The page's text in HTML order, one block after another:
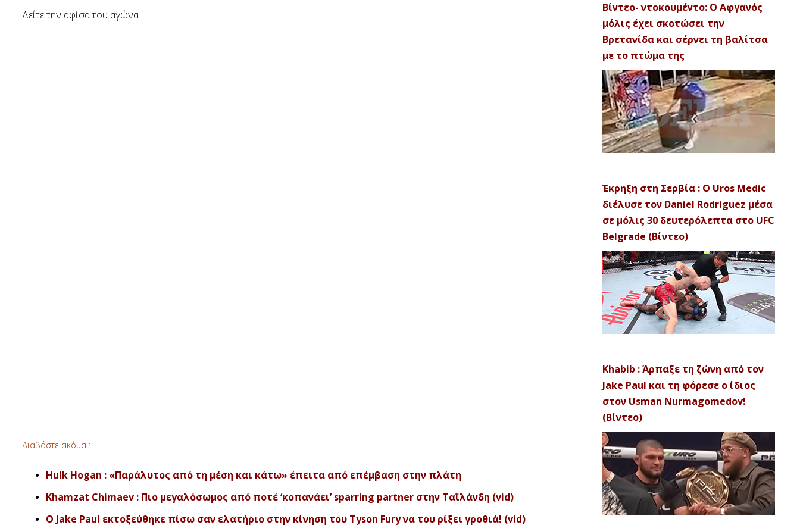
Δείτε την αφίσα του αγώνα :
Διαβάστε ακόμα :
Hulk Hogan : «Παράλυτος από τη μέση και κάτω» έπειτα από επέμβαση στην πλάτη
Khamzat Chimaev : Πιο μεγαλόσωμος από ποτέ ‘κοπανάει’ sparring partner στην Ταϊλάνδη (vid)
Ο Jake Paul εκτοξεύθηκε πίσω σαν ελατήριο στην κίνηση του Tyson Fury να του ρίξει γροθιά! (vid)
Βίντεο- ντοκουμέντο: Ο Αφγανός
μόλις έχει σκοτώσει την
Βρετανίδα και σέρνει τη βαλίτσα
με το πτώμα της
Έκρηξη στη Σερβία : Ο Uros Medic
διέλυσε τον Daniel Rodriguez μέσα
σε μόλις 30 δευτερόλεπτα στο UFC
Belgrade (Βίντεο)
Khabib : Άρπαξε τη ζώνη από τον
Jake Paul και τη φόρεσε ο ίδιος
στον Usman Nurmagomedov!
(Βίντεο)